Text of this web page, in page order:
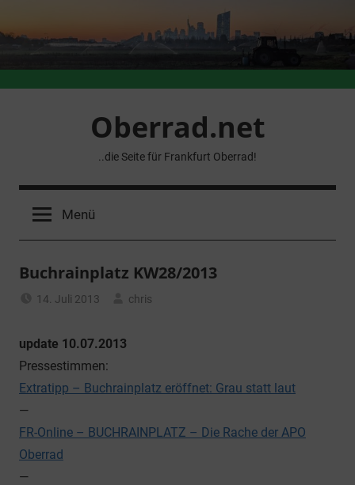
Inhalt
springen
Oberrad.net
..die Seite für Frankfurt Oberrad!
Menü
Buchrainplatz KW28/2013
14. Juli 2013
chris
update 10.07.2013
Pressestimmen:
Extratipp – Buchrainplatz eröffnet: Grau statt laut
—
FR-Online – BUCHRAINPLATZ – Die Rache der APO
Oberrad
—